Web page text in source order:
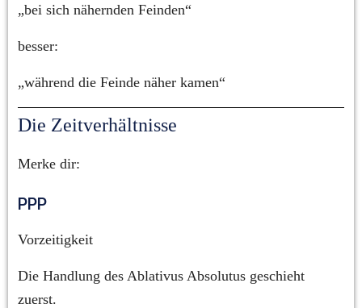
„bei sich nähernden Feinden“
besser:
„während die Feinde näher kamen“
Die Zeitverhältnisse
Merke dir:
PPP
Vorzeitigkeit
Die Handlung des Ablativus Absolutus geschieht
zuerst.